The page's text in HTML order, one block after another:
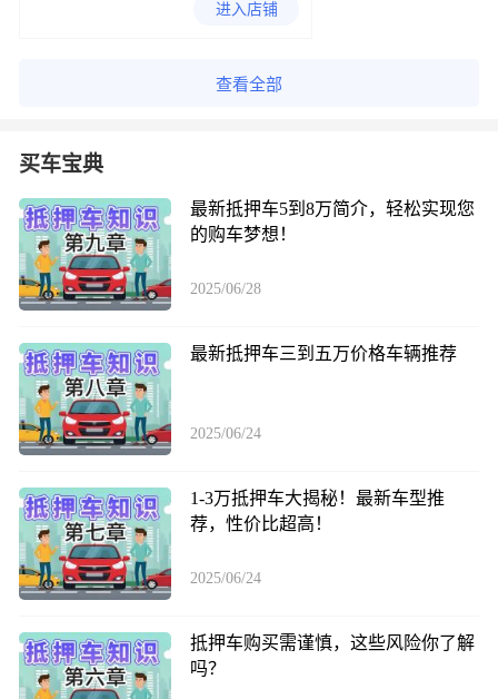
进入店铺
查看全部
买车宝典
最新抵押车5到8万简介，轻松实现您
的购车梦想！
2025/06/28
最新抵押车三到五万价格车辆推荐
2025/06/24
1-3万抵押车大揭秘！最新车型推
荐，性价比超高！
2025/06/24
抵押车购买需谨慎，这些风险你了解
吗？